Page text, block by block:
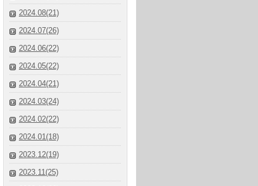
2024.08(21)
2024.07(26)
2024.06(22)
2024.05(22)
2024.04(21)
2024.03(24)
2024.02(22)
2024.01(18)
2023.12(19)
2023.11(25)